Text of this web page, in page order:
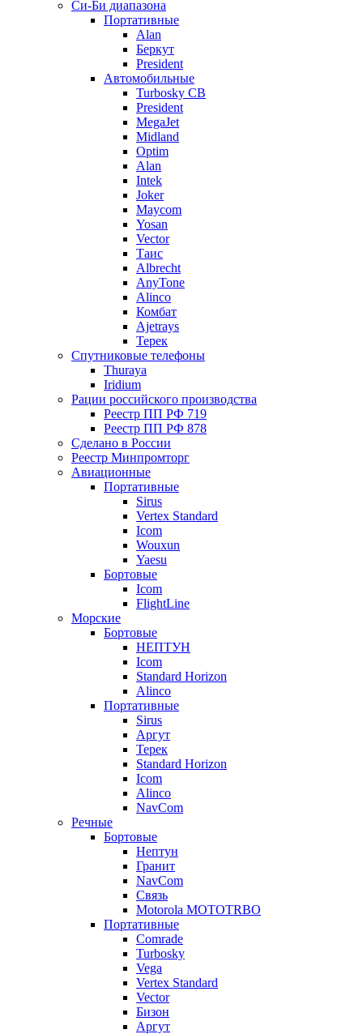
Си-Би диапазона
Портативные
Alan
Беркут
President
Автомобильные
Turbosky CB
President
MegaJet
Midland
Optim
Alan
Intek
Joker
Maycom
Yosan
Vector
Таис
Albrecht
AnyTone
Alinco
Комбат
Ajetrays
Терек
Спутниковые телефоны
Thuraya
Iridium
Рации российского производства
Реестр ПП РФ 719
Реестр ПП РФ 878
Сделано в России
Реестр Минпромторг
Авиационные
Портативные
Sirus
Vertex Standard
Icom
Wouxun
Yaesu
Бортовые
Icom
FlightLine
Морские
Бортовые
НЕПТУН
Icom
Standard Horizon
Alinco
Портативные
Sirus
Аргут
Терек
Standard Horizon
Icom
Alinco
NavCom
Речные
Бортовые
Нептун
Гранит
NavCom
Связь
Motorola MOTOTRBO
Портативные
Comrade
Turbosky
Vega
Vertex Standard
Vector
Бизон
Аргут